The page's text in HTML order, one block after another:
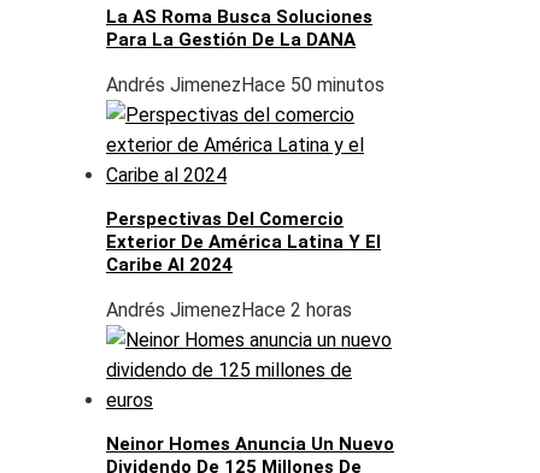
La AS Roma Busca Soluciones
Para La Gestión De La DANA
Andrés JimenezHace 50 minutos
Perspectivas Del Comercio
Exterior De América Latina Y El
Caribe Al 2024
Andrés JimenezHace 2 horas
Neinor Homes Anuncia Un Nuevo
Dividendo De 125 Millones De